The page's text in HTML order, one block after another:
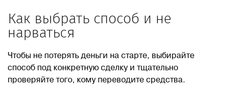
Как выбрать способ и не
нарваться
Чтобы не потерять деньги на старте, выбирайте
способ под конкретную сделку и тщательно
проверяйте того, кому переводите средства.